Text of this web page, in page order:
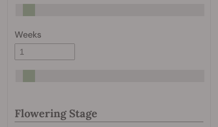
Weeks
Flowering Stage